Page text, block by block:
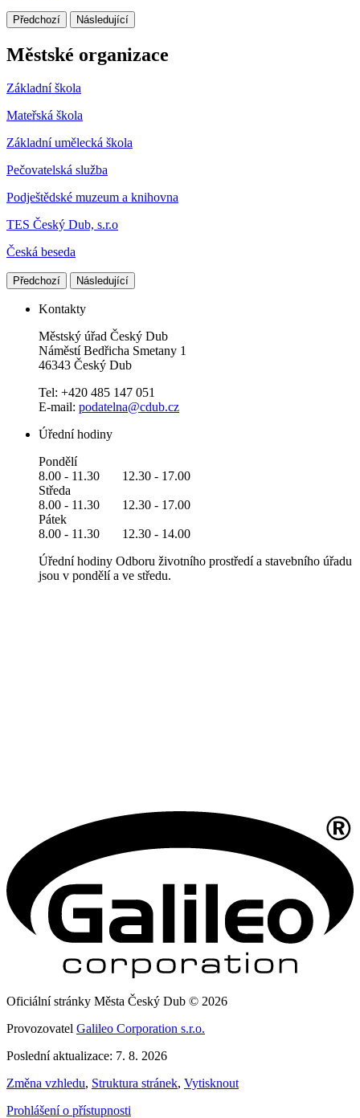
Předchozí Následující
Městské organizace
Základní škola
Mateřská škola
Základní umělecká škola
Pečovatelská služba
Podještědské muzeum a knihovna
TES Český Dub, s.r.o
Česká beseda
Předchozí Následující
Kontakty
Městský úřad Český Dub
Náměstí Bedřicha Smetany 1
46343 Český Dub
Tel: +420 485 147 051
E-mail: podatelna@cdub.cz
Úřední hodiny
Pondělí
8.00 - 11.30 12.30 - 17.00
Středa
8.00 - 11.30 12.30 - 17.00
Pátek
8.00 - 11.30 12.30 - 14.00
Úřední hodiny Odboru životního prostředí a stavebního úřadu
jsou v pondělí a ve středu.
Oficiální stránky Města Český Dub © 2026
Provozovatel Galileo Corporation s.r.o.
Poslední aktualizace: 7. 8. 2026
Změna vzhledu, Struktura stránek, Vytisknout
Prohlášení o přístupnosti